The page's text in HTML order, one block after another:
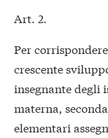
Art. 2.
Per
crescente
insegnante degli
materna,
elementari